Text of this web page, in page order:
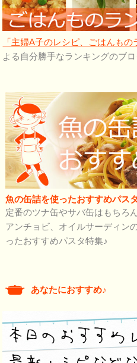
「主婦A子のレシピ、ごはんもの
よる自分勝手なランキングのブロ
魚の缶詰を使ったおすすめパスタ
定番のツナ缶やサバ缶はもちろ
アンチョビ、オイルサーディン
ったおすすめパスタ特集♪
あなたにおすすめ♪